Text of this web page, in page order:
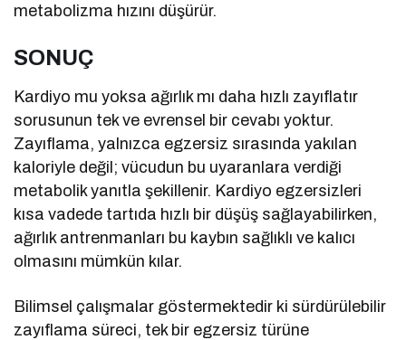
metabolizma hızını düşürür.
SONUÇ
Kardiyo mu yoksa ağırlık mı daha hızlı zayıflatır
sorusunun tek ve evrensel bir cevabı yoktur.
Zayıflama, yalnızca egzersiz sırasında yakılan
kaloriyle değil; vücudun bu uyaranlara verdiği
metabolik yanıtla şekillenir. Kardiyo egzersizleri
kısa vadede tartıda hızlı bir düşüş sağlayabilirken,
ağırlık antrenmanları bu kaybın sağlıklı ve kalıcı
olmasını mümkün kılar.
Bilimsel çalışmalar göstermektedir ki sürdürülebilir
zayıflama süreci, tek bir egzersiz türüne